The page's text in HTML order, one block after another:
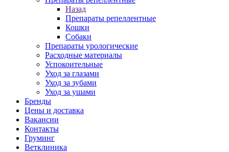
Назад
Препараты репеллентные
Кошки
Собаки
Препараты урологические
Расходные материалы
Успокоительные
Уход за глазами
Уход за зубами
Уход за ушами
Бренды
Цены и доставка
Вакансии
Контакты
Груминг
Ветклиника